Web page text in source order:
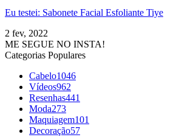
Eu testei: Sabonete Facial Esfoliante Tiye
2 fev, 2022
ME SEGUE NO INSTA!
Categorias Populares
Cabelo1046
Vídeos962
Resenhas441
Moda273
Maquiagem101
Decoração57